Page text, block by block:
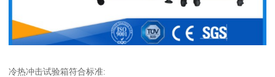
冷热冲击试验箱符合标准: